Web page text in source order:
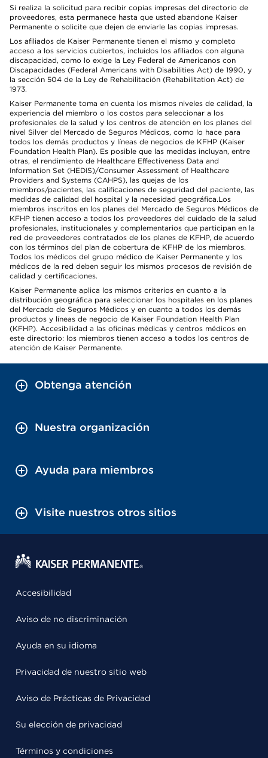
Si realiza la solicitud para recibir copias impresas del directorio de
proveedores, esta permanece hasta que usted abandone Kaiser
Permanente o solicite que dejen de enviarle las copias impresas.
Los afiliados de Kaiser Permanente tienen el mismo y completo
acceso a los servicios cubiertos, incluidos los afiliados con alguna
discapacidad, como lo exige la Ley Federal de Americanos con
Discapacidades (Federal Americans with Disabilities Act) de 1990, y
la sección 504 de la Ley de Rehabilitación (Rehabilitation Act) de
1973.
Kaiser Permanente toma en cuenta los mismos niveles de calidad, la
experiencia del miembro o los costos para seleccionar a los
profesionales de la salud y los centros de atención en los planes del
nivel Silver del Mercado de Seguros Médicos, como lo hace para
todos los demás productos y líneas de negocios de KFHP (Kaiser
Foundation Health Plan). Es posible que las medidas incluyan, entre
otras, el rendimiento de Healthcare Effectiveness Data and
Information Set (HEDIS)/Consumer Assessment of Healthcare
Providers and Systems (CAHPS), las quejas de los
miembros/pacientes, las calificaciones de seguridad del paciente, las
medidas de calidad del hospital y la necesidad geográfica.Los
miembros inscritos en los planes del Mercado de Seguros Médicos de
KFHP tienen acceso a todos los proveedores del cuidado de la salud
profesionales, institucionales y complementarios que participan en la
red de proveedores contratados de los planes de KFHP, de acuerdo
con los términos del plan de cobertura de KFHP de los miembros.
Todos los médicos del grupo médico de Kaiser Permanente y los
médicos de la red deben seguir los mismos procesos de revisión de
calidad y certificaciones.
Kaiser Permanente aplica los mismos criterios en cuanto a la
distribución geográfica para seleccionar los hospitales en los planes
del Mercado de Seguros Médicos y en cuanto a todos los demás
productos y líneas de negocio de Kaiser Foundation Health Plan
(KFHP). Accesibilidad a las oficinas médicas y centros médicos en
este directorio: los miembros tienen acceso a todos los centros de
atención de Kaiser Permanente.
Obtenga atención
Nuestra organización
Ayuda para miembros
Visite nuestros otros sitios
Accesibilidad
Aviso de no discriminación
Ayuda en su idioma
Privacidad de nuestro sitio web
Aviso de Prácticas de Privacidad
Su elección de privacidad
Términos y condiciones